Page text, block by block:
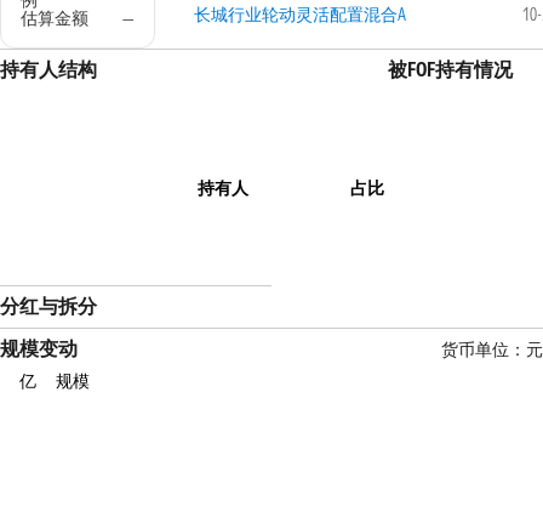
估算金额
—
长城行业轮动灵活配置混合A
持有人结构
持有人 占比
被FOF持有情况
分红与拆分
规模变动
货币单位：元
亿
规模